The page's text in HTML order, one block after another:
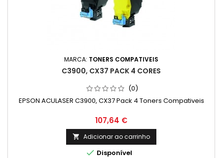
MARCA: TONERS COMPATIVEIS
C3900, CX37 PACK 4 CORES
(0)
EPSON ACULASER C3900, CX37 Pack 4 Toners Compativeis
Preço
107,64 €
 Adicionar ao carrinho
 Disponível